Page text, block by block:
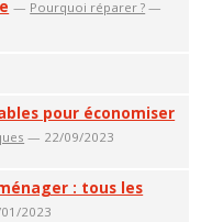
— Pourquoi réparer ? —
pour économiser
— 22/09/2023
: tous les
2023